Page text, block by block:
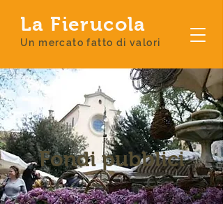
La Fierucola
Un mercato fatto di valori
Fondi pubblici